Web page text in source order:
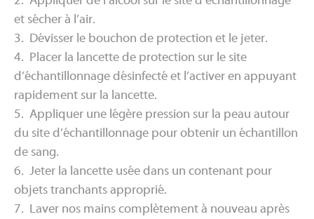
et sécher à l’air.
3. Dévisser le bouchon de protection et le jeter.
4. Placer la lancette de protection sur le site
d’échantillonnage désinfecté et l’activer en appuyant
rapidement sur la lancette.
5. Appliquer une légère pression sur la peau autour
du site d’échantillonnage pour obtenir un échantillon
de sang.
6. Jeter la lancette usée dans un contenant pour
objets tranchants approprié.
7. Laver nos mains complètement à nouveau après